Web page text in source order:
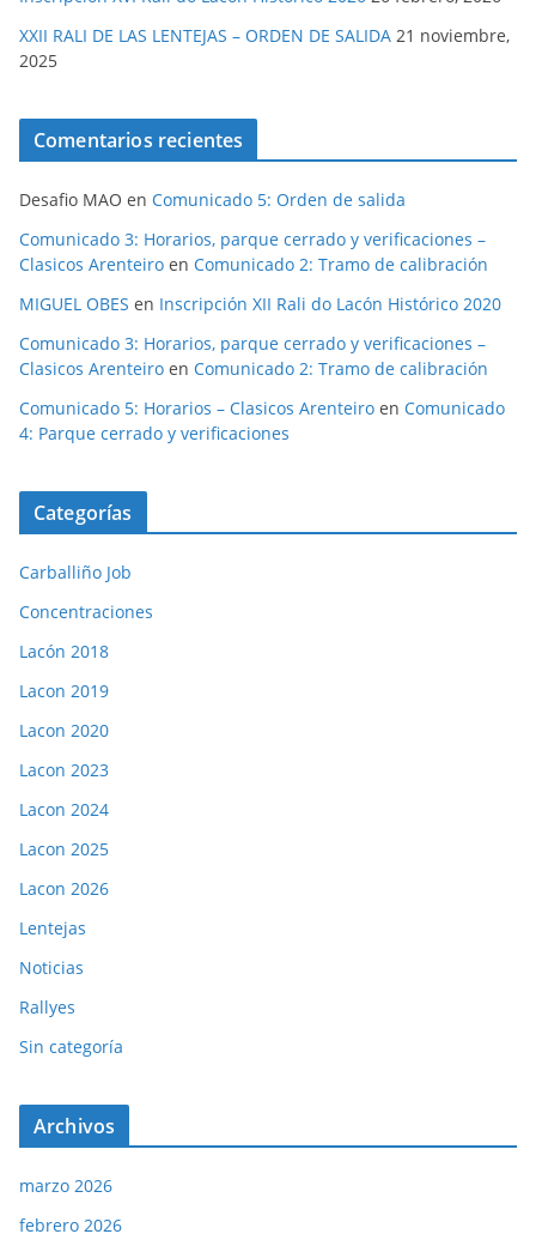
XXII RALI DE LAS LENTEJAS – ORDEN DE SALIDA 21 noviembre,
2025
Comentarios recientes
Desafio MAO en Comunicado 5: Orden de salida
Comunicado 3: Horarios, parque cerrado y verificaciones –
Clasicos Arenteiro en Comunicado 2: Tramo de calibración
MIGUEL OBES en Inscripción XII Rali do Lacón Histórico 2020
Comunicado 3: Horarios, parque cerrado y verificaciones –
Clasicos Arenteiro en Comunicado 2: Tramo de calibración
Comunicado 5: Horarios – Clasicos Arenteiro en Comunicado
4: Parque cerrado y verificaciones
Categorías
Carballiño Job
Concentraciones
Lacón 2018
Lacon 2019
Lacon 2020
Lacon 2023
Lacon 2024
Lacon 2025
Lacon 2026
Lentejas
Noticias
Rallyes
Sin categoría
Archivos
marzo 2026
febrero 2026